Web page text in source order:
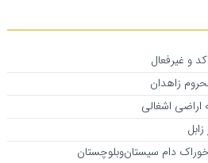
زاهدان
اشغالی
دام سیستان‌وبلوچستان